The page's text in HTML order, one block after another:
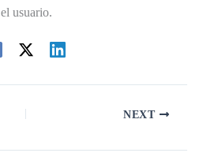
el usuario.
NEXT